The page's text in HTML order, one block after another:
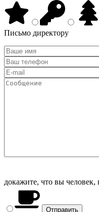
Письмо директору
докажите, что вы человек,